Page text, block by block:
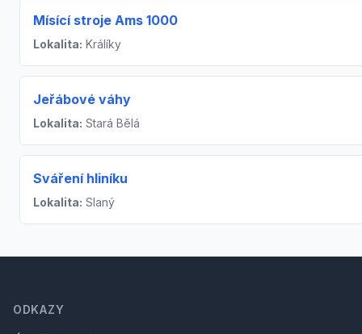
Mísící stroje Ams 1000
Lokalita: Králíky
Jeřábové váhy
Lokalita: Stará Bělá
Sváření hliníku
Lokalita: Slaný
ODKAZY